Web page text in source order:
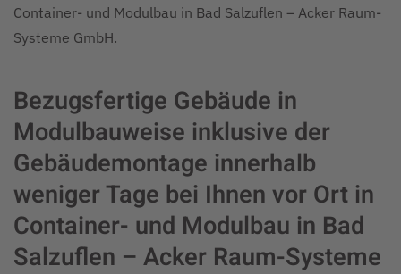
Container- und Modulbau in Bad Salzuflen – Acker Raum-
Systeme GmbH.
Bezugsfertige Gebäude in
Modulbauweise inklusive der
Gebäudemontage innerhalb
weniger Tage bei Ihnen vor Ort in
Container- und Modulbau in Bad
Salzuflen – Acker Raum-Systeme